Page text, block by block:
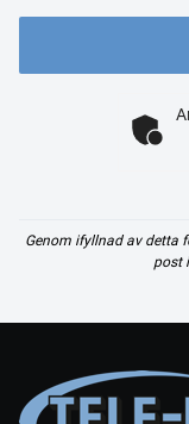
Genom ifyllnad av detta
post